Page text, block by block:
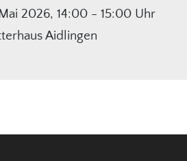
2026, 14:00 - 15:00 Uhr
Aidlingen